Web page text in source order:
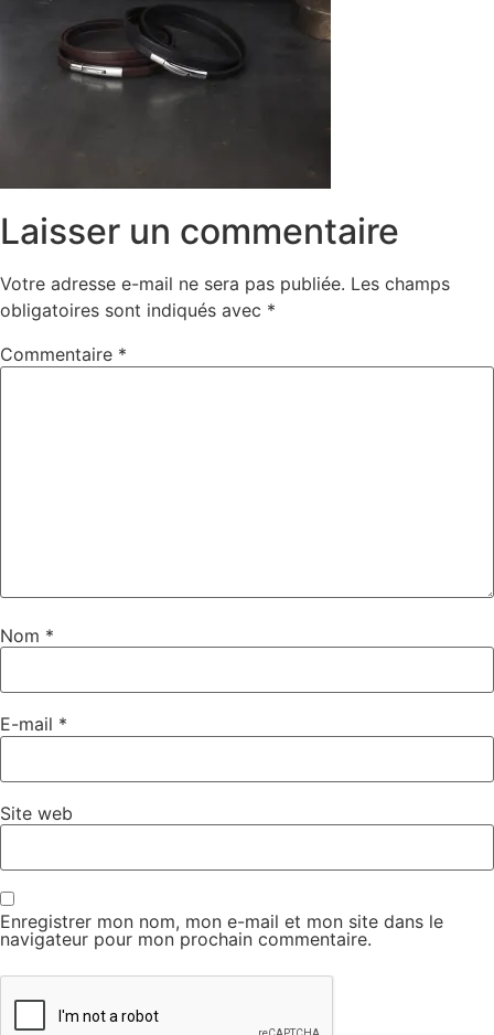
Laisser un commentaire
Votre adresse e-mail ne sera pas publiée. Les champs
obligatoires sont indiqués avec *
Commentaire *
Nom *
E-mail *
Site web
Enregistrer mon nom, mon e-mail et mon site dans le
navigateur pour mon prochain commentaire.